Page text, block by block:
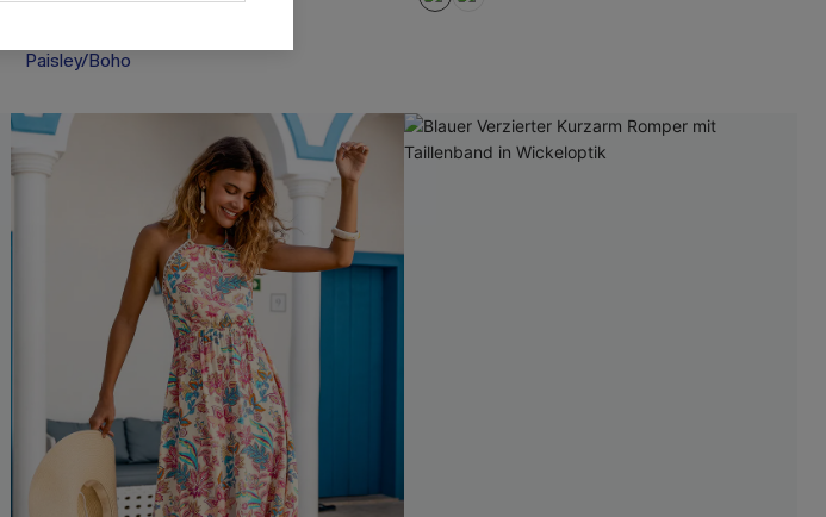
Paisley/Boho